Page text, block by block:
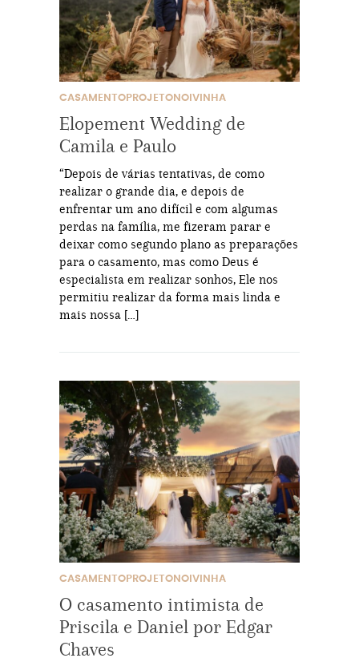
CASAMENTOPROJETONOIVINHA
Elopement Wedding de
Camila e Paulo
“Depois de várias tentativas, de como
realizar o grande dia, e depois de
enfrentar um ano difícil e com algumas
perdas na família, me fizeram parar e
deixar como segundo plano as preparações
para o casamento, mas como Deus é
especialista em realizar sonhos, Ele nos
permitiu realizar da forma mais linda e
mais nossa […]
CASAMENTOPROJETONOIVINHA
O casamento intimista de
Priscila e Daniel por Edgar
Chaves